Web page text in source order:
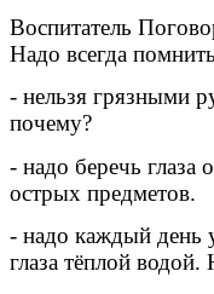
Воспитатель
Надо всегда
- нельзя грязными
почему?
- надо беречь глаза
острых предметов.
- надо каждый день
глаза тёплой водой.